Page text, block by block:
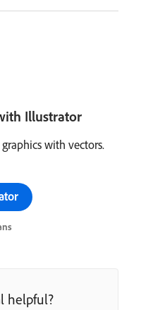
Illustrator
with vectors.
helpful?